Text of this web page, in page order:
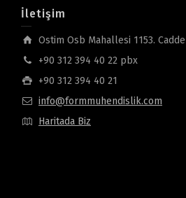
İletişim
Ostim Osb Mahallesi 1153.
+90 312 394 40 22 pbx
+90 312 394 40 21
info@formmuhendislik.com
Haritada Biz